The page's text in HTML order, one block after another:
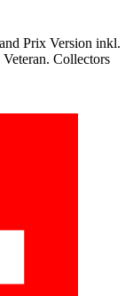
Prix Version inkl.
Collectors